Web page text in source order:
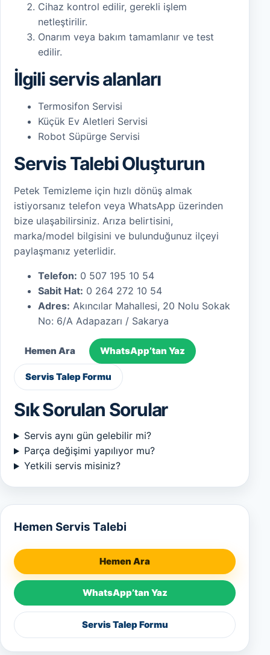
Cihaz kontrol edilir, gerekli işlem
netleştirilir.
Onarım veya bakım tamamlanır ve test
edilir.
İlgili servis alanları
Termosifon Servisi
Küçük Ev Aletleri Servisi
Robot Süpürge Servisi
Servis Talebi Oluşturun
Petek Temizleme için hızlı dönüş almak
istiyorsanız telefon veya WhatsApp üzerinden
bize ulaşabilirsiniz. Arıza belirtisini,
marka/model bilgisini ve bulunduğunuz ilçeyi
paylaşmanız yeterlidir.
Telefon: 0 507 195 10 54
Sabit Hat: 0 264 272 10 54
Adres: Akıncılar Mahallesi, 20 Nolu Sokak
No: 6/A Adapazarı / Sakarya
Hemen Ara WhatsApp’tan Yaz
Servis Talep Formu
Sık Sorulan Sorular
Servis aynı gün gelebilir mi?
Parça değişimi yapılıyor mu?
Yetkili servis misiniz?
Hemen Servis Talebi
Hemen Ara
WhatsApp’tan Yaz
Servis Talep Formu